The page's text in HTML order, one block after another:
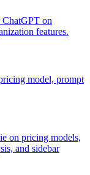
on
features.
model, prompt
on pricing models,
and sidebar